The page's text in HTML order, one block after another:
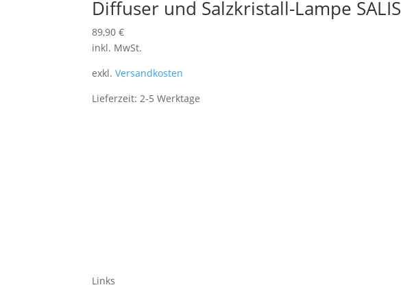
Diffuser und Salzkristall-Lampe SALIS
89,90€
inkl. MwSt.
exkl.Versandkosten
Lieferzeit:2-5 Werktage
Links